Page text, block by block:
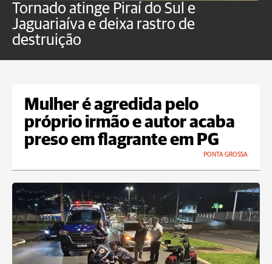
Tornado atinge Piraí do Sul e
Jaguariaíva e deixa rastro de
destruição
Mulher é agredida pelo
próprio irmão e autor acaba
preso em flagrante em PG
PONTA GROSSA